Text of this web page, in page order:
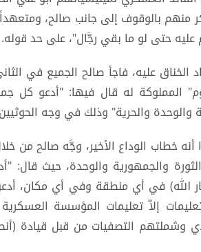
منهم بالوقوف إلى جانب صالح،
عليه حتى لو ما بقي رجَّال"، على حد قوله.
المملوكة له قال فيها: "أدعو كل
والوحدة والحرية" وذلك في وجه
خطاب الوداع الأخير، وجَّه صالح من
والجمهورية والوحدة، حيث قال:
الله) في أي منطقة وفي أي مكان،
إلاّ تعليمات المؤسسة
وشملتهم التصفيات من قبل قيادة